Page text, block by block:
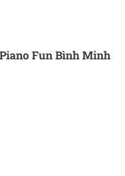
Fun Bình Minh